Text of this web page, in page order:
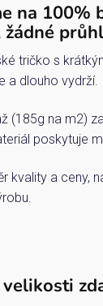
na 100%
žádné
tričko s
a dlouho vydrží.
(185g na m2)
poskytuje
kvality a ceny,